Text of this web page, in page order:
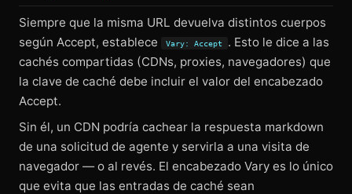
Siempre que la misma URL devuelva distintos cuerpos
según Accept, establece
Vary: Accept
. Esto le dice a las
cachés compartidas (CDNs, proxies, navegadores) que
la clave de caché debe incluir el valor del encabezado
Accept.
Sin él, un CDN podría cachear la respuesta markdown
de una solicitud de agente y servirla a una visita de
navegador — o al revés. El encabezado Vary es lo único
que evita que las entradas de caché sean